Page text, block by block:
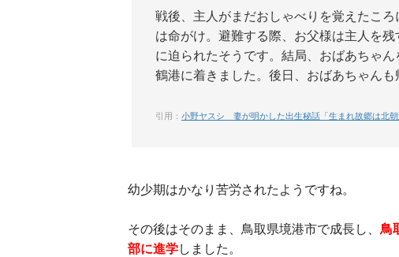
戦後、主人がまだおしゃべりを覚えたこ
は命がけ。避難する際、お父様は主人を
に迫られたそうです。結局、おばあちゃ
鶴港に着きました。後日、おばあちゃんも
引用： 小野ヤスシ 妻が明かした出生秘話「生まれ故郷は北朝
幼少期はかなり苦労されたようですね。
その後はそのまま、鳥取県境港市で成長し、 鳥
部に進学しました。